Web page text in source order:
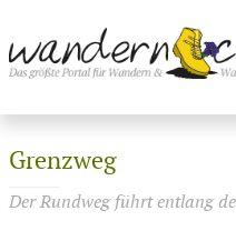
Grenzweg
Der Rundweg führt entlang